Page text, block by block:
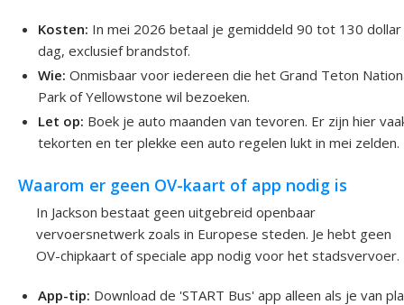
Kosten: In mei 2026 betaal je gemiddeld 90 tot 130
dag, exclusief brandstof.
Wie: Onmisbaar voor iedereen die het Grand Teton
Park of Yellowstone wil bezoeken.
Let op: Boek je auto maanden van tevoren. Er zijn hier
tekorten en ter plekke een auto regelen lukt in mei zelden.
Waarom er geen OV-kaart of app nodig is
In Jackson bestaat geen uitgebreid openbaar
vervoersnetwerk zoals in Europese steden. Je hebt geen
OV-chipkaart of speciale app nodig voor het stadsvervoer.
App-tip: Download de 'START Bus' app alleen als je van